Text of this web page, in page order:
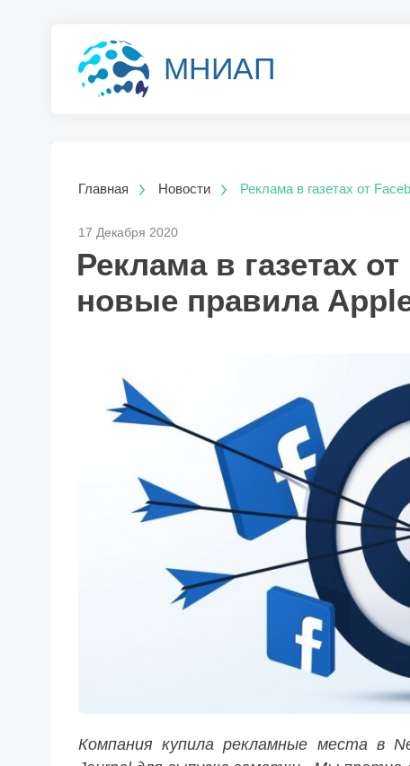
МНИАП
Главная Новости Реклама в газетах от
17 Декабря 2020
Реклама в газетах
новые правила
Компания купила рекламные места в